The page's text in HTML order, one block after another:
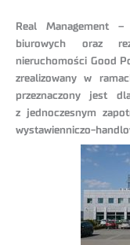
Real Management –
biurowych oraz
nieruchomości Good
zrealizowany w
przeznaczony jest
z jednoczesnym
wystawienniczo-